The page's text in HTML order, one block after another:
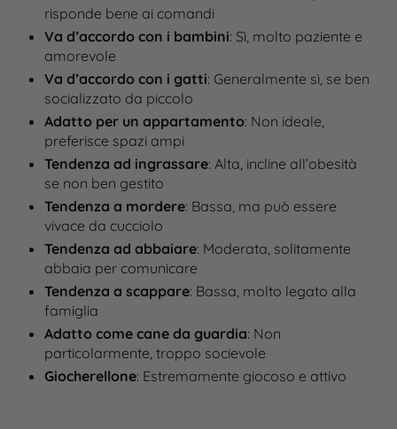
risponde bene ai comandi​
Va d’accordo con i bambini: Sì, molto paziente e
amorevole
Va d’accordo con i gatti: Generalmente sì, se ben
socializzato da piccolo
Adatto per un appartamento: Non ideale,
preferisce spazi ampi
Tendenza ad ingrassare: Alta, incline all’obesità
se non ben gestito​
Tendenza a mordere: Bassa, ma può essere
vivace da cucciolo​
Tendenza ad abbaiare: Moderata, solitamente
abbaia per comunicare
Tendenza a scappare: Bassa, molto legato alla
famiglia
Adatto come cane da guardia: Non
particolarmente, troppo socievole
Giocherellone: Estremamente giocoso e attivo